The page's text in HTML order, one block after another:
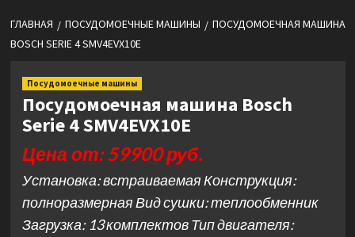
ГЛАВНАЯ ПОСУДОМОЕЧНЫЕ МАШИНЫ
ПОСУДОМОЕЧНАЯ МАШИНА
BOSCH SERIE 4 SMV4EVX10E
Посудомоечные машины
Посудомоечная машина Bosch
Serie 4 SMV4EVX10E
Цена от: 59900 руб.
Установка: встраиваемая Конструкция:
полноразмерная Вид сушки: теплообменник
Загрузка: 13 комплектов Тип двигателя: